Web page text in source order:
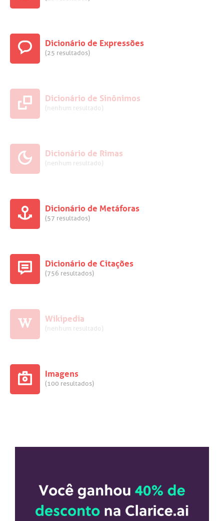
Dicionário de Expressões
(25 resultados)
Dicionário de Sinônimos
(nenhum resultado)
Dicionário de Rimas
(nenhum resultado)
Dicionário de Metáforas
(57 resultados)
Dicionário de Citações
(756 resultados)
Wikipedia
(nenhum resultado)
Imagens
(100 resultados)